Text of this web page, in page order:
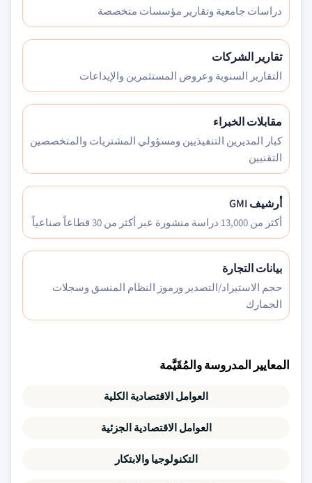
دراسات جامعية وتقارير مؤسسات متخصصة
تقارير الشركات
التقارير السنوية وعروض المستثمرين والإيداعات
مقابلات الخبراء
كبار المديرين التنفيذيين ومسؤولي المشتريات والمتخصصين
التقنيين
أرشيف GMI
أكثر من 13,000 دراسة منشورة عبر أكثر من 30 قطاعاً صناعياً
بيانات التجارة
حجم الاستيراد/التصدير ورموز النظام المنسق وسجلات
الجمارك
المعايير المدروسة والمُقَيَّمة
العوامل الاقتصادية الكلية
العوامل الاقتصادية الجزئية
التكنولوجيا والابتكار